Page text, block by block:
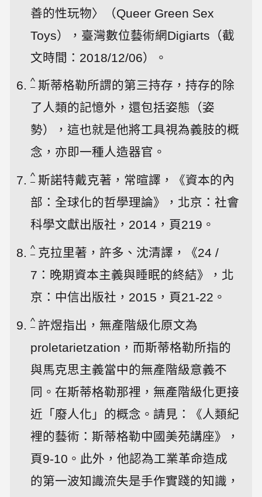
善的性玩物〉（Queer Green Sex
Toys），臺灣數位藝術網Digiarts（截
文時間：2018/12/06）。
^ 斯蒂格勒所謂的第三持存，持存的除
了人類的記憶外，還包括姿態（姿
勢），這也就是他將工具視為義肢的概
念，亦即一種人造器官。
^ 斯諾特戴克著，常暄譯，《資本的內
部：全球化的哲學理論》，北京：社會
科學文獻出版社，2014，頁219。
^ 克拉里著，許多、沈清譯，《24 /
7：晚期資本主義與睡眠的終結》，北
京：中信出版社，2015，頁21-22。
^ 許煜指出，無產階級化原文為
proletarietzation，而斯蒂格勒所指的
與馬克思主義當中的無產階級意義不
同。在斯蒂格勒那裡，無產階級化更接
近「廢人化」的概念。請見：《人類紀
裡的藝術：斯蒂格勒中國美苑講座》，
頁9-10。此外，他認為工業革命造成
的第一波知識流失是手作實踐的知識，